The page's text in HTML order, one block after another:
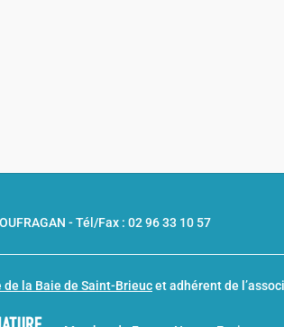
-Tél/Fax : 02 96 33 10 57
de la Baie de Saint-Brieucet adhérent de